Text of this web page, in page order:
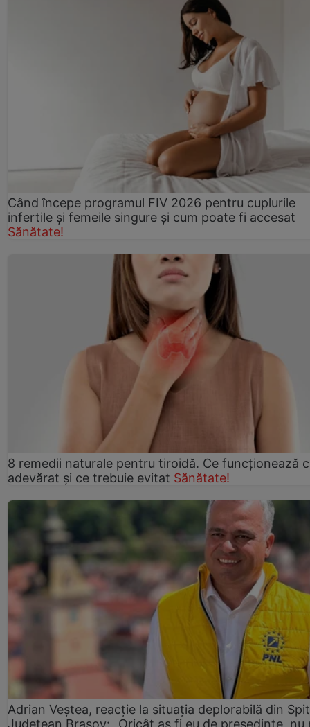
Când începe programul FIV 2026 pentru cuplurile
infertile şi femeile singure şi cum poate fi accesat
Sănătate!
8 remedii naturale pentru tiroidă. Ce funcționează
adevărat și ce trebuie evitat Sănătate!
Adrian Veștea, reacție la situația deplorabilă din
Județean Brașov: „Oricât aș fi eu de președinte, nu